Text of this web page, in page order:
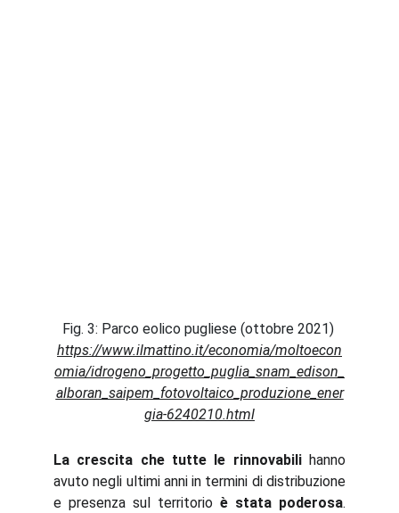
Fig. 3: Parco eolico pugliese (ottobre 2021)
https://www.ilmattino.it/economia/moltoecon
omia/idrogeno_progetto_puglia_snam_edison_
alboran_saipem_fotovoltaico_produzione_ener
gia-6240210.html
La crescita che tutte le rinnovabilihanno
avuto negli ultimi anni in termini di distribuzione
e presenza sul territorio è stata poderosa.